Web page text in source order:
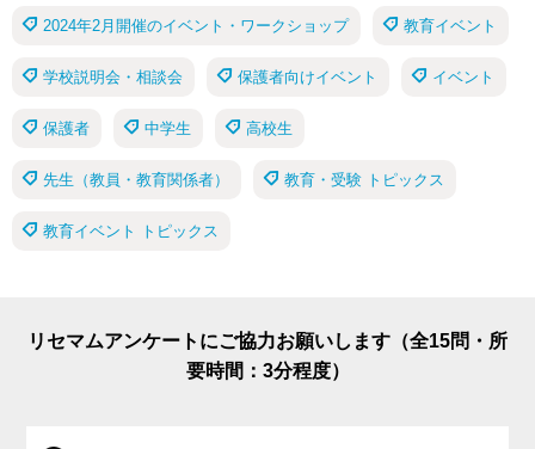
2024年2月開催のイベント・ワークショップ 教育イベント
学校説明会・相談会 保護者向けイベント イベント
保護者 中学生 高校生
先生（教員・教育関係者） 教育・受験 トピックス
教育イベント トピックス
リセマムアンケートにご協力お願いします（全15問・所
要時間：3分程度）